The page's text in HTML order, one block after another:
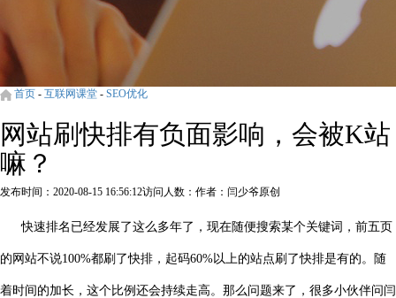
首页 - 互联网课堂 - SEO优化
网站刷快排有负面影响，会被K站
嘛？
发布时间：2020-08-15 16:56:12访问人数： 作者：闫少爷原创
快速排名已经发展了这么多年了，现在随便搜索某个关键词，前五页
的网站不说100%都刷了快排，起码60%以上的站点刷了快排是有的。随
着时间的加长，这个比例还会持续走高。那么问题来了，很多小伙伴问闫